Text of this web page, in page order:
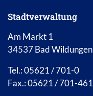
Stadtverwaltung
Am Markt 1
34537 Bad Wildungen
Tel.: 05621 / 701-0
Fax.: 05621 / 701-461